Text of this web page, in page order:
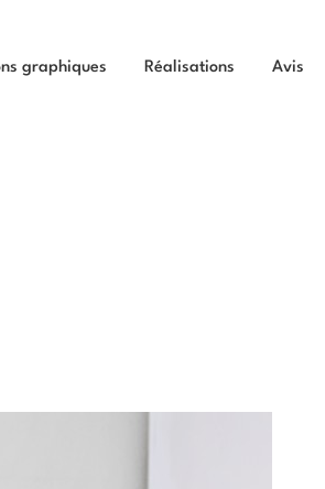
graphiques Réalisations Avis